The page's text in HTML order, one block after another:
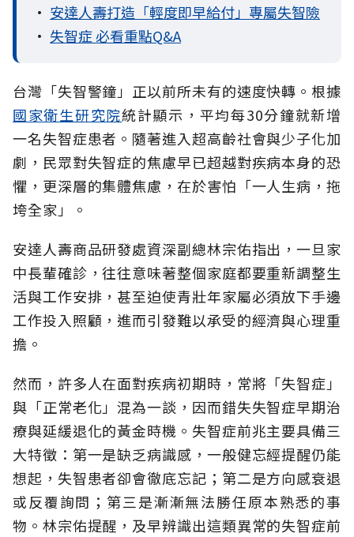
• 安達人壽打造「輕度即早給付」專屬失智險
• 失智症 必看重點Q&A
台灣「失智警鐘」正以前所未有的速度快轉。根據
國家衛生研究院統計顯示，平均每30分鐘就新增
一名失智症患者。隨著進入超高齡社會與少子化加
劇，民眾對失智症的焦慮早已超越對疾病本身的恐
懼，更深層的集體焦慮，在於害怕「一人生病，拖
垮全家」。
安達人壽商品研發處資深副總林宗佑指出，一旦家
中長輩確診，往往意味著整個家庭都要重新調整生
活與工作安排，甚至迫使青壯年家屬必須放下手邊
工作投入照顧，進而引發難以承受的經濟與心理重
擔。
然而，許多人在面對疾病初期時，常將「失智症」
與「正常老化」混為一談，因而錯失失智症早期治
療與延緩退化的黃金時機。失智症前兆主要具備三
大特徵：第一是缺乏病識感，一般健忘經提醒仍能
想起，失智患者卻會徹底忘記；第二是方向感衰退
或反覆詢問；第三是漸漸無法勝任原本熟悉的事
物。林宗佑提醒，及早辨識出這類異常的失智症前